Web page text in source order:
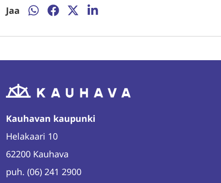
Jaa
Jaa
Jaa
Jaa
Jaa
Kauhavan kaupunki
Helakaari 10
62200 Kauhava
puh. (06) 241 2900